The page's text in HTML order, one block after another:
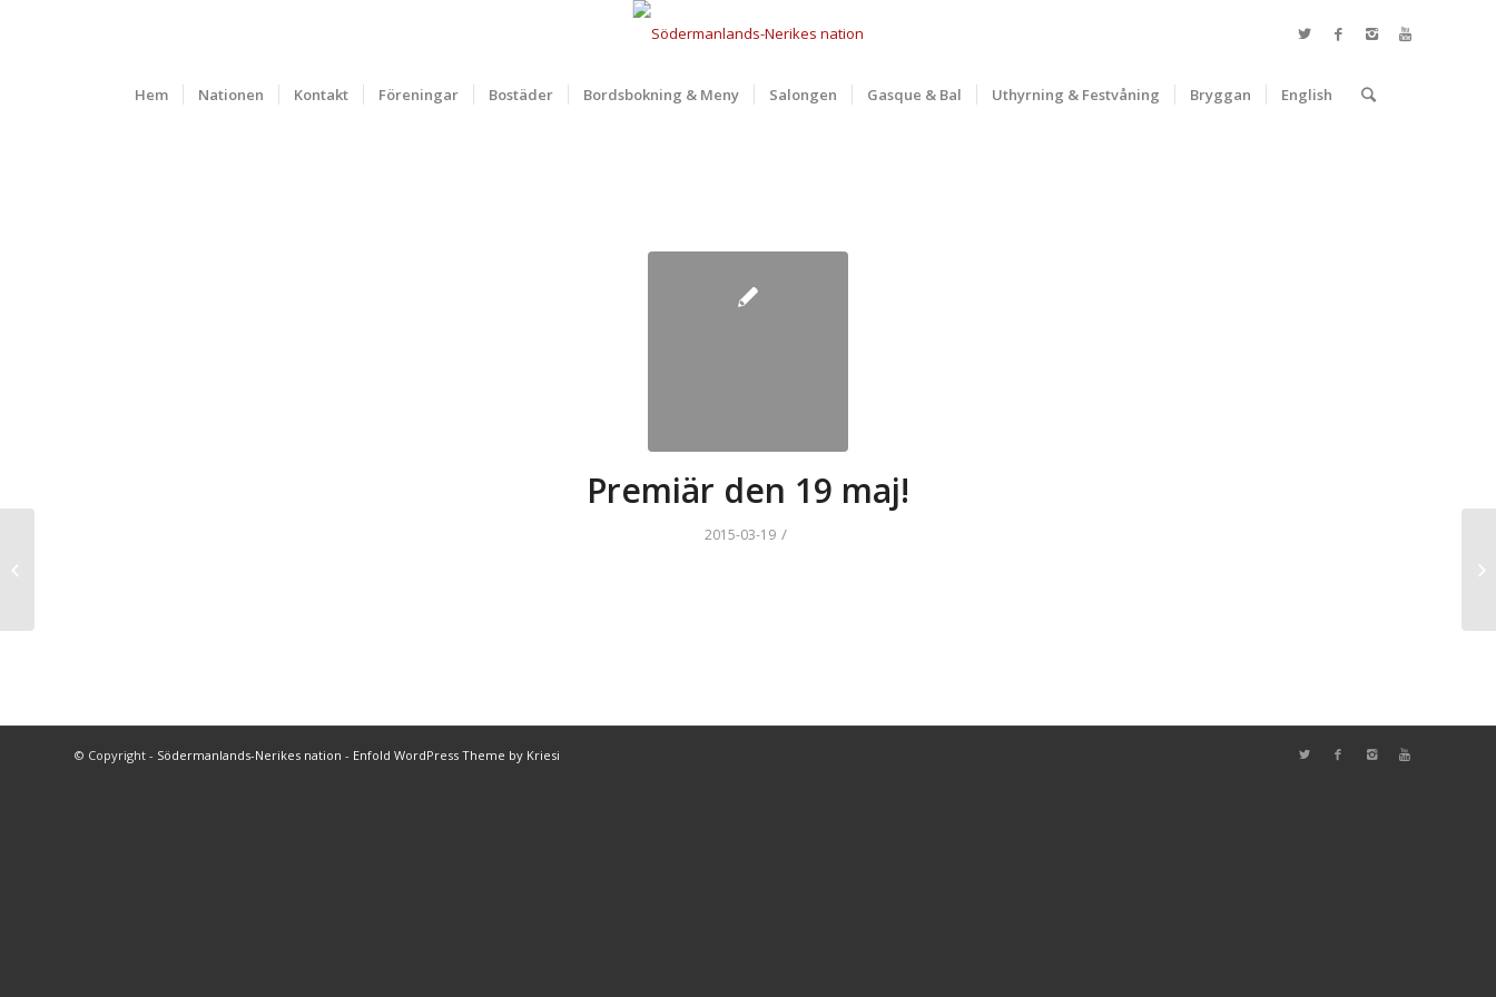
Hem Nationen Kontakt Föreningar Bostäder Bordsbokning & Meny Salongen Gasque & Bal Uthyrning & Festvåning Bryggan English
Premiär den 19 maj!
2015-03-19 /
© Copyright - Södermanlands-Nerikes nation - Enfold WordPress Theme by Kriesi